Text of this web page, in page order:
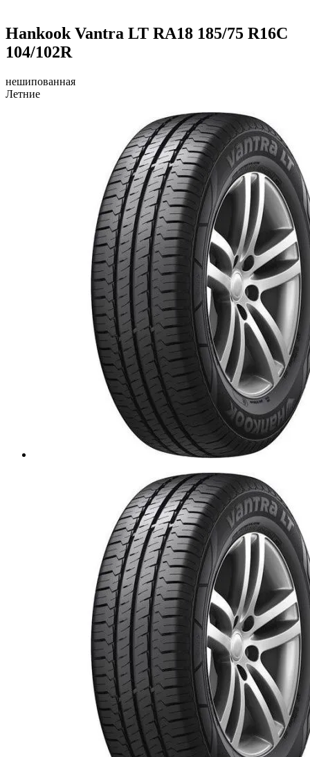
Hankook Vantra LT RA18 185/75 R16C
104/102R
нешипованная
Летние